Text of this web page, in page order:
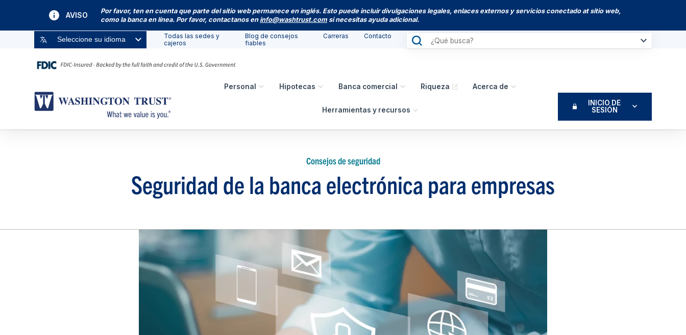
AVISO
Por favor, ten en cuenta que parte del sitio web permanece en inglés. Esto puede incluir divulgaciones legales, enlaces externos y servicios conectado at sitio web,
como la banca en línea. Por favor, contactanos en info@washtrust.com si necesitas ayuda adicional.
Seleccione su idioma
Todas las sedes y
cajeros
Blog de consejos
fiables
Carreras Contacto
Personal Hipotecas Banca comercial Riqueza Acerca de
Herramientas y recursos
INICIO DE
SESIÓN
Consejos de seguridad
Seguridad de la banca electrónica para empresas